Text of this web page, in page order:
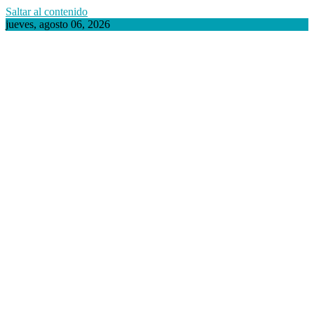
Saltar al contenido
jueves, agosto 06, 2026